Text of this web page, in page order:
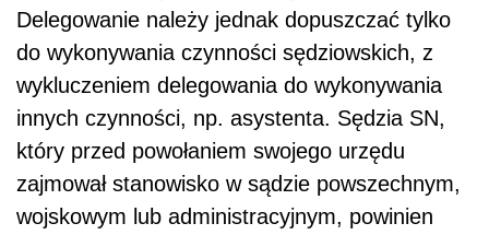
Delegowanie należy jednak dopuszczać tylko
do wykonywania czynności sędziowskich, z
wykluczeniem delegowania do wykonywania
innych czynności, np. asystenta. Sędzia SN,
który przed powołaniem swojego urzędu
zajmował stanowisko w sądzie powszechnym,
wojskowym lub administracyjnym, powinien